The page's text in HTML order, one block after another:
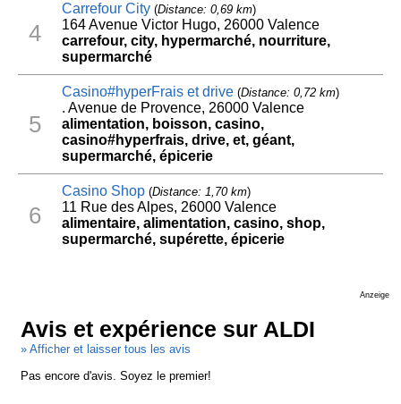
4
Carrefour City(Distance: 0,69 km)
164 Avenue Victor Hugo, 26000 Valence
carrefour, city, hypermarché, nourriture,
supermarché
5
Casino#hyperFrais et drive(Distance: 0,72 km)
. Avenue de Provence, 26000 Valence
alimentation, boisson, casino,
casino#hyperfrais, drive, et, géant,
supermarché, épicerie
6
Casino Shop(Distance: 1,70 km)
11 Rue des Alpes, 26000 Valence
alimentaire, alimentation, casino, shop,
supermarché, supérette, épicerie
Anzeige
Avis et expérience sur ALDI
» Afficher et laisser tous les avis
Pas encore d'avis. Soyez le premier!